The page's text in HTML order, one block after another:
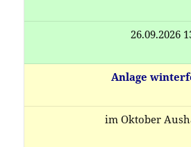
26.09.2026
Anlage
im Oktober